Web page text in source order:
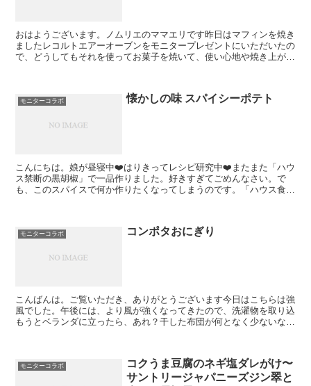
おはようございます。ノムリエのママエリです昨日はマフィンを焼き
ましたレコルトエアーオーブンをモニタープレゼントにいただいたの
で、どうしてもそれを使ってお菓子を焼いて、使い心地や焼き上がり
モニターコラボ 懐かしの味 スパイシーポテト
こんにちは。娘が昼寝中❤️はりきってレシピ研究中❤️またまた「ハウ
ス禁断の黒胡椒」で一品作りました。好きすぎてごめんなさい。で
も、このスパイスで何か作りたくなってしまうのです。「ハウス食品
モニターコラボ コンポタおにぎり
こんばんは。ご覧いただき、ありがとうございます今日はこちらは強
風でした。午後には、より風が強くなってきたので、洗濯物を取り込
もうとベランダに立ったら、あれ？干した布団が何となく少ないな。
モニターコラボ
コクうま豆腐のネギ塩ダレがけ〜
サントリージャパニーズジン翠と